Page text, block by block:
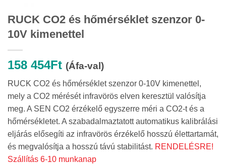
RUCK CO2 és hőmérséklet szenzor 0-
10V kimenettel
158 454Ft (Áfa-val)
RUCK CO2 és hőmérséklet szenzor 0-10V kimenettel,
mely a CO2 mérését infravörös elven keresztül valósítja
meg. A SEN CO2 érzékelő egyszerre méri a CO2-t és a
hőmérsékletet. A szabadalmaztatott automatikus kalibrálási
eljárás elősegíti az infravörös érzékelő hosszú élettartamát,
és megvalósítja a hosszú távú stabilitást. RENDELÉSRE!
Szállítás 6-10 munkanap